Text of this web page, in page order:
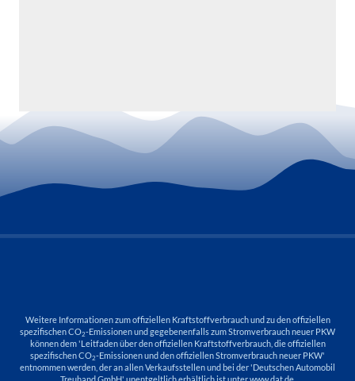
Weitere Informationen zum offiziellen Kraftstoffverbrauch und zu den offiziellen
spezifischen CO2-Emissionen und gegebenenfalls zum Stromverbrauch neuer PKW
können dem 'Leitfaden über den offiziellen Kraftstoffverbrauch, die offiziellen
spezifischen CO2-Emissionen und den offiziellen Stromverbrauch neuer PKW'
entnommen werden, der an allen Verkaufsstellen und bei der 'Deutschen Automobil